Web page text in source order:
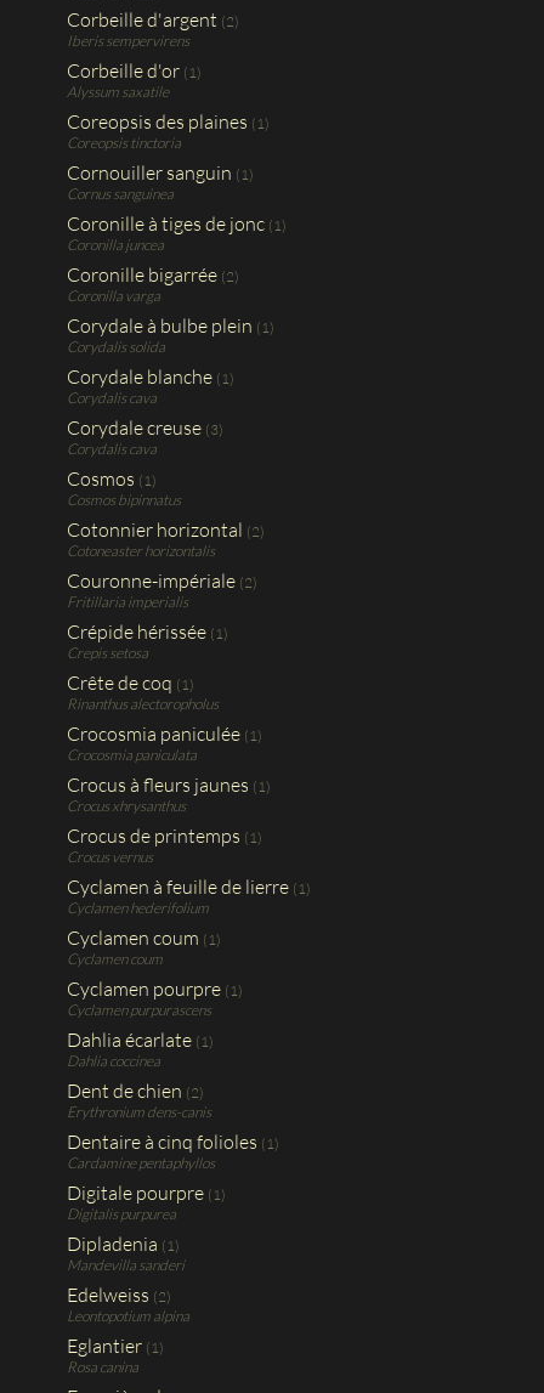
Corbeille d'argent (2)
Iberis sempervirens
Corbeille d'or (1)
Alyssum saxatile
Coreopsis des plaines (1)
Coreopsis tinctoria
Cornouiller sanguin (1)
Cornus sanguinea
Coronille à tiges de jonc (1)
Coronilla juncea
Coronille bigarrée (2)
Coronilla varga
Corydale à bulbe plein (1)
Corydalis solida
Corydale blanche (1)
Corydalis cava
Corydale creuse (3)
Corydalis cava
Cosmos (1)
Cosmos bipinnatus
Cotonnier horizontal (2)
Cotoneaster horizontalis
Couronne-impériale (2)
Fritillaria imperialis
Crépide hérissée (1)
Crepis setosa
Crête de coq (1)
Rinanthus alectoropholus
Crocosmia paniculée (1)
Crocosmia paniculata
Crocus à fleurs jaunes (1)
Crocus xhrysanthus
Crocus de printemps (1)
Crocus vernus
Cyclamen à feuille de lierre (1)
Cyclamen hederifolium
Cyclamen coum (1)
Cyclamen coum
Cyclamen pourpre (1)
Cyclamen purpurascens
Dahlia écarlate (1)
Dahlia coccinea
Dent de chien (2)
Erythronium dens-canis
Dentaire à cinq folioles (1)
Cardamine pentaphyllos
Digitale pourpre (1)
Digitalis purpurea
Dipladenia (1)
Mandevilla sanderi
Edelweiss (2)
Leontopotium alpina
Eglantier (1)
Rosa canina